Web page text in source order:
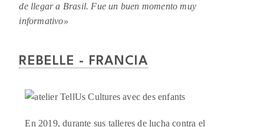
de llegar a Brasil. Fue un buen momento muy
informativo»
REBELLE - FRANCIA
En 2019, durante sus talleres de lucha contra el